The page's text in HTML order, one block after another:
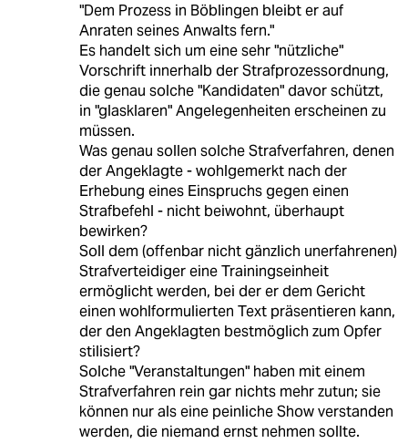
"Dem Prozess in Böblingen bleibt er auf
Anraten seines Anwalts fern."
Es handelt sich um eine sehr "nützliche"
Vorschrift innerhalb der Strafprozessordnung,
die genau solche "Kandidaten" davor schützt,
in "glasklaren" Angelegenheiten erscheinen zu
müssen.
Was genau sollen solche Strafverfahren, denen
der Angeklagte - wohlgemerkt nach der
Erhebung eines Einspruchs gegen einen
Strafbefehl - nicht beiwohnt, überhaupt
bewirken?
Soll dem (offenbar nicht gänzlich unerfahrenen)
Strafverteidiger eine Trainingseinheit
ermöglicht werden, bei der er dem Gericht
einen wohlformulierten Text präsentieren kann,
der den Angeklagten bestmöglich zum Opfer
stilisiert?
Solche "Veranstaltungen" haben mit einem
Strafverfahren rein gar nichts mehr zutun; sie
können nur als eine peinliche Show verstanden
werden, die niemand ernst nehmen sollte.